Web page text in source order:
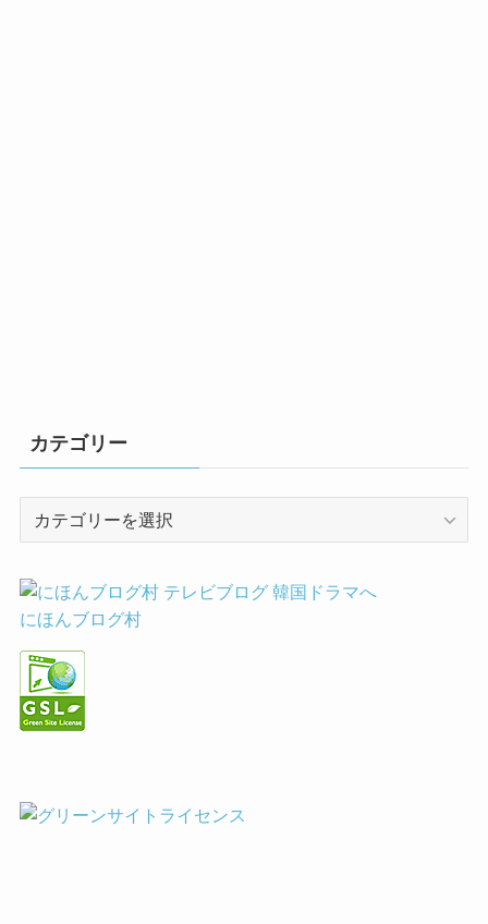
カテゴリー
リ
ー
にほんブログ村